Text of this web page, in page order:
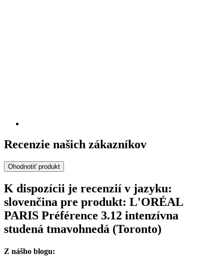
Recenzie našich zákazníkov
Ohodnotiť produkt
K dispozícii je recenzií v jazyku:
slovenčina pre produkt: L'ORÉAL
PARIS Préférence 3.12 intenzívna
studená tmavohnedá (Toronto)
Z nášho blogu: